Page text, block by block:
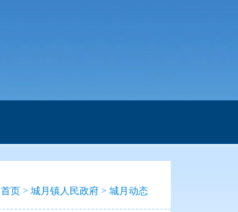
首页 > 城月镇人民政府 > 城月动态